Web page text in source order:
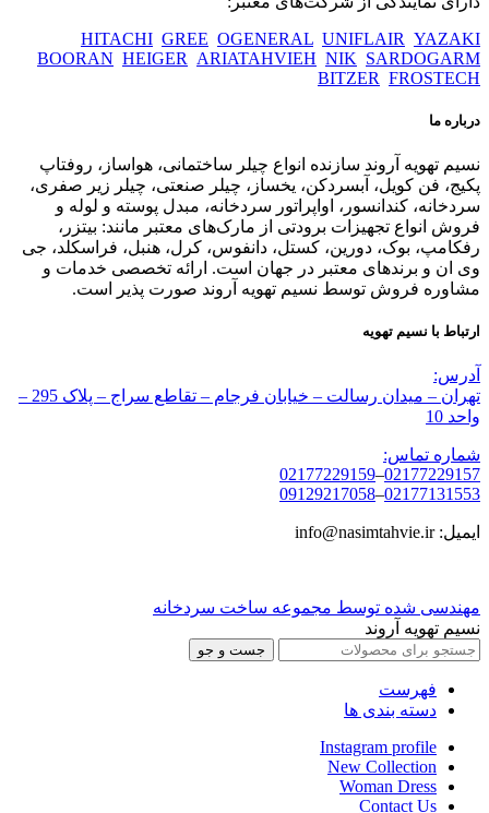
HITACHI GREE OGENERAL UNIFLAIR YAZAKI
BOORAN HEIGER ARIATAHVIEH NIK SARDOGARM
BITZER FROSTECH
درباره ما
نسیم تهویه آروند سازنده انواع چیلر ساختمانی، هواساز، روفتاپ
پکیج، فن کویل، آبسردکن، یخساز، چیلر صنعتی، چیلر زیر صفری،
سردخانه، کندانسور، اواپراتور سردخانه، مبدل پوسته و لوله و
فروش انواع تجهیزات برودتی از مارک‌های معتبر مانند: بیتزر،
رفکامپ، بوک، دورین، کستل، دانفوس، کرل، هنبل، فراسکلد، جی
وی ان و برندهای معتبر در جهان است. ارائه تخصصی خدمات و
مشاوره فروش توسط نسیم تهویه آروند صورت پذیر است.
ارتباط با نسیم تهویه
آدرس:
تهران – میدان رسالت – خیابان فرجام – تقاطع سراج – پلاک 295 –
واحد 10
شماره تماس:
02177229157
–
02177229159
02177131553
–
09129217058
ایمیل: info@nasimtahvie.ir
مهندسی شده توسط مجموعه ساخت سردخانه
نسیم تهویه آروند
جست و جو
فهرست
دسته بندی ها
Instagram profile
New Collection
Woman Dress
Contact Us